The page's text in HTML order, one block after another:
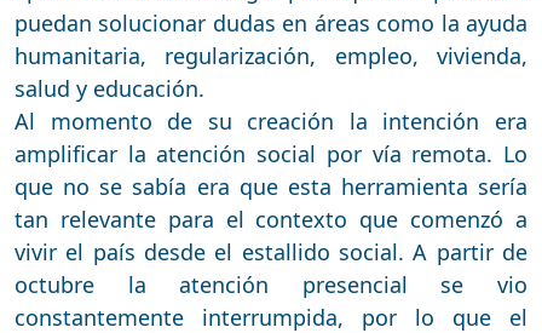
puedan solucionar dudas en áreas como la ayuda
humanitaria, regularización, empleo, vivienda,
salud y educación.
Al momento de su creación la intención era
amplificar la atención social por vía remota. Lo
que no se sabía era que esta herramienta sería
tan relevante para el contexto que comenzó a
vivir el país desde el estallido social. A partir de
octubre la atención presencial se vio
constantemente interrumpida, por lo que el